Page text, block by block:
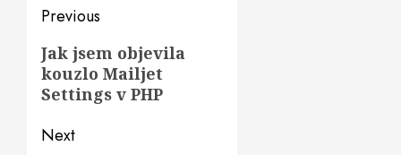
Post
navigation
Previous
Previous
post:
Jak jsem objevila
kouzlo Mailjet
Settings v PHP
Next